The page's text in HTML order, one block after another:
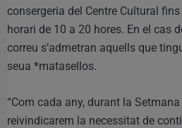
consergeria del Centre Cultural
horari de 10 a 20 hores. En el cas
correu s’admetran aquells que
seua *matasellos.
“Com cada any, durant la
reivindicarem la necessitat de